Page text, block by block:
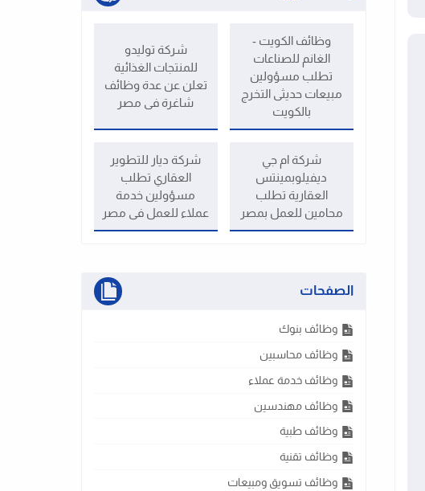
وظائف الكويت -
الغانم للصناعات
تطلب مسؤولين
مبيعات حديثى التخرج
بالكويت
شركة توليدو
للمنتجات الغذائية
تعلن عن عدة وظائف
شاغرة فى مصر
شركة ام جي
ديفيلوبمينتس
العقارية تطلب
محامين للعمل بمصر
شركة ديار للتطوير
العقاري تطلب
مسؤولين خدمة
عملاء للعمل فى مصر
الصفحات
وظائف بنوك
وظائف محاسبين
وظائف خدمة عملاء
وظائف مهندسين
وظائف طبية
وظائف تقنية
وظائف تسويق ومبيعات